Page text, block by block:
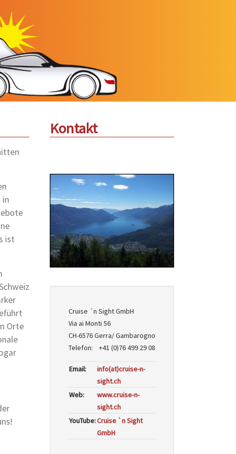
in
ist
Orte
Kontakt
Cruise ´n Sight GmbH
Via ai Monti 56
CH-6576 Gerra/ Gambarogno
Telefon: +41 (0)76 499 29 08
Email:
info(at)cruise-n-
sight.ch
Web:
www.cruise-n-
sight.ch
YouTube:Cruise `n Sight
GmbH